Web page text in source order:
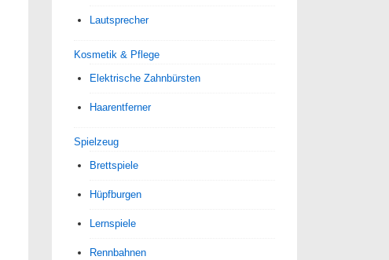
Lautsprecher
Kosmetik & Pflege
Elektrische Zahnbürsten
Haarentferner
Spielzeug
Brettspiele
Hüpfburgen
Lernspiele
Rennbahnen